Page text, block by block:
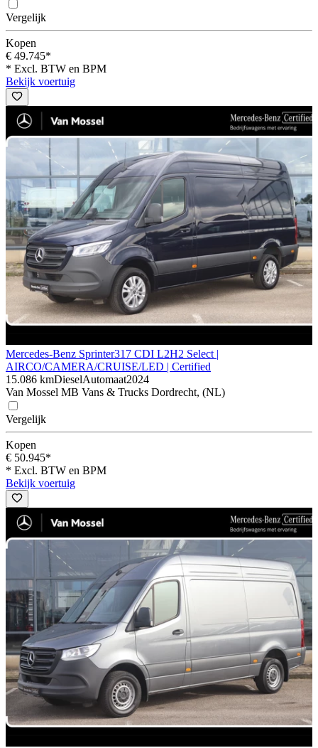
Vergelijk
Kopen
€ 49.745*
* Excl. BTW en BPM
Bekijk voertuig
Mercedes-Benz Sprinter317 CDI L2H2 Select |
AIRCO/CAMERA/CRUISE/LED | Certified
15.086 kmDieselAutomaat2024
Van Mossel MB Vans & Trucks Dordrecht, (NL)
Vergelijk
Kopen
€ 50.945*
* Excl. BTW en BPM
Bekijk voertuig